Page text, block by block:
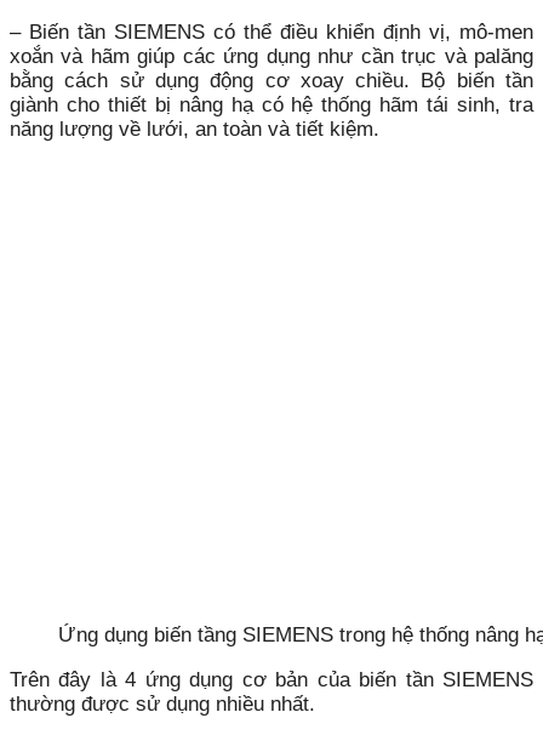
– Biến tần SIEMENS có thể điều khiển định vị, mô-men
xoắn và hãm giúp các ứng dụng như cần trục và palăng
bằng cách sử dụng động cơ xoay chiều. Bộ biến tần
giành cho thiết bị nâng hạ có hệ thống hãm tái sinh, tra
năng lượng về lưới, an toàn và tiết kiệm.
Ứng dụng biến tầng SIEMENS trong hệ thống nâng
Trên đây là 4 ứng dụng cơ bản của biến tần SIEMENS
thường được sử dụng nhiều nhất.